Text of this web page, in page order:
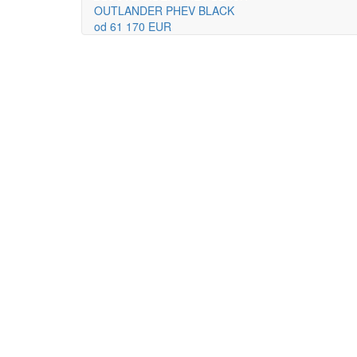
OUTLANDER PHEV BLACK
od 61 170 EUR